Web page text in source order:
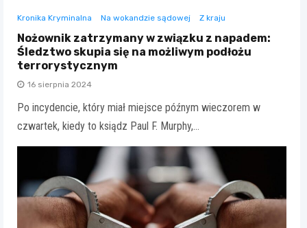
Kronika Kryminalna Na wokandzie sądowej Z kraju
Nożownik zatrzymany w związku z napadem:
Śledztwo skupia się na możliwym podłożu
terrorystycznym
16 sierpnia 2024
Po incydencie, który miał miejsce późnym wieczorem w
czwartek, kiedy to ksiądz Paul F. Murphy,…